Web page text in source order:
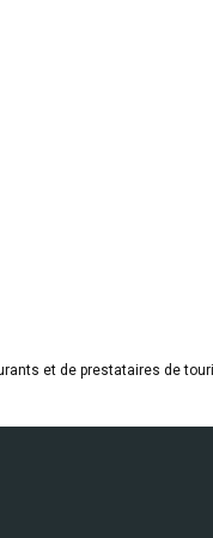
et de prestataires de